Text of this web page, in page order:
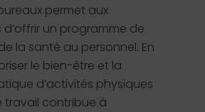
permet aux
un programme de
la santé au personnel. En
le bien-être et la
d’activités physiques
travail contribue à